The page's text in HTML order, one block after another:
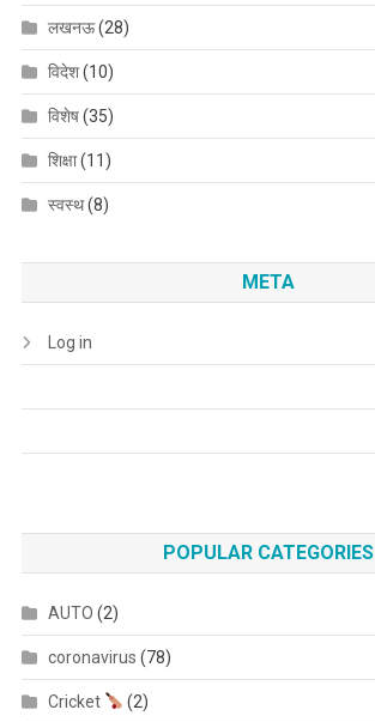
लखनऊ(28)
विदेश(10)
विशेष(35)
शिक्षा(11)
स्वस्थ(8)
META
Log in
POPULAR CATEGORIES
AUTO (2)
coronavirus (78)
Cricket (2)